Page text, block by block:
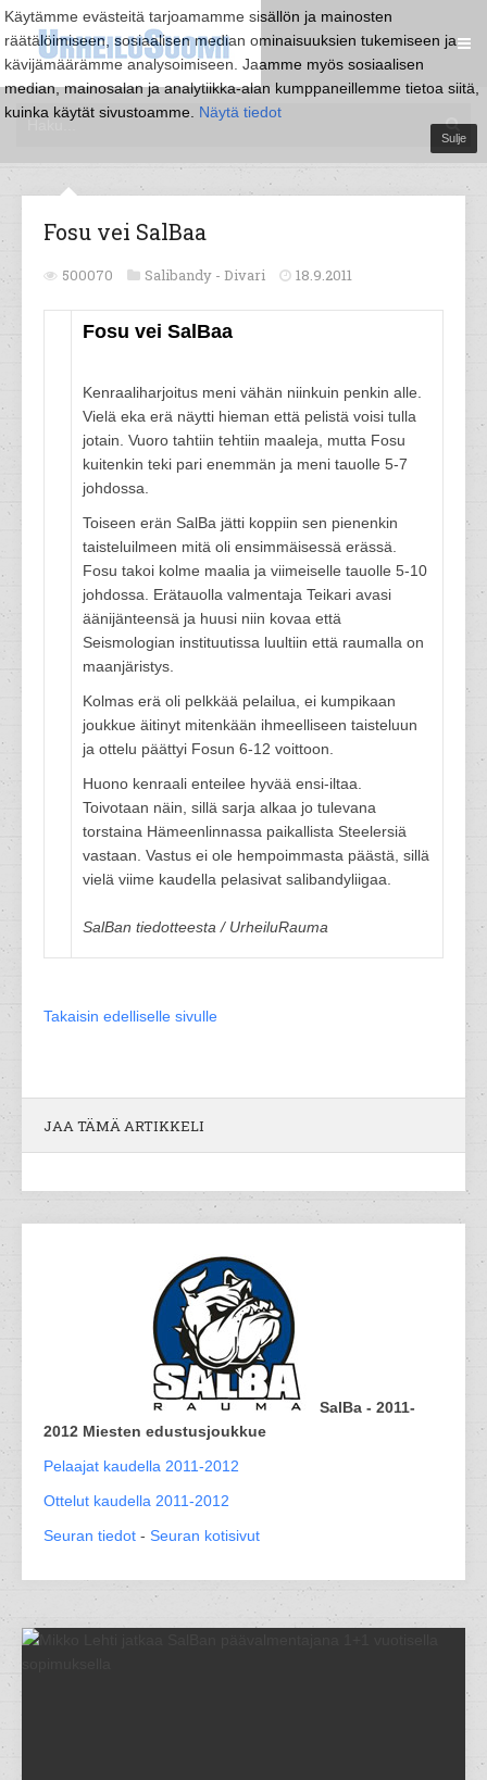
Käytämme evästeitä tarjoamamme sisällön ja mainosten
räätälöimiseen, sosiaalisen median ominaisuuksien tukemiseen ja
kävijämäärämme analysoimiseen. Jaamme myös sosiaalisen
median, mainosalan ja analytiikka-alan kumppaneillemme tietoa siitä,
kuinka käytät sivustoamme. Näytä tiedot
Sulje
Fosu vei SalBaa
500070 Salibandy - Divari 18.9.2011
Fosu vei SalBaa
Kenraaliharjoitus meni vähän niinkuin penkin alle.
Vielä eka erä näytti hieman että pelistä voisi tulla
jotain. Vuoro tahtiin tehtiin maaleja, mutta Fosu
kuitenkin teki pari enemmän ja meni tauolle 5-7
johdossa.
Toiseen erän SalBa jätti koppiin sen pienenkin
taisteluilmeen mitä oli ensimmäisessä erässä.
Fosu takoi kolme maalia ja viimeiselle tauolle 5-10
johdossa. Erätauolla valmentaja Teikari avasi
äänijänteensä ja huusi niin kovaa että
Seismologian instituutissa luultiin että raumalla on
maanjäristys.
Kolmas erä oli pelkkää pelailua, ei kumpikaan
joukkue äitinyt mitenkään ihmeelliseen taisteluun
ja ottelu päättyi Fosun 6-12 voittoon.
Huono kenraali enteilee hyvää ensi-iltaa.
Toivotaan näin, sillä sarja alkaa jo tulevana
torstaina Hämeenlinnassa paikallista Steelersiä
vastaan. Vastus ei ole hempoimmasta päästä, sillä
vielä viime kaudella pelasivat salibandyliigaa.
SalBan tiedotteesta / UrheiluRauma
Takaisin edelliselle sivulle
JAA TÄMÄ ARTIKKELI
SalBa - 2011-
2012 Miesten edustusjoukkue
Pelaajat kaudella 2011-2012
Ottelut kaudella 2011-2012
Seuran tiedot - Seuran kotisivut